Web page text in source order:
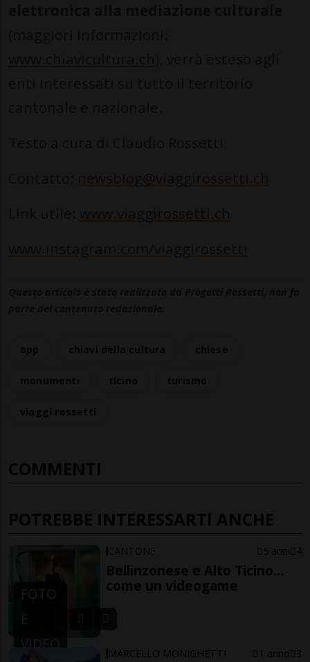
COMMENTI
POTREBBE INTERESSARTI ANCHE
FOTO
E
VIDEO
CANTONE 5 anni 4
Bellinzonese e Alto Ticino...
come un videogame
MARCELLO MONIGHETTI 1 anno 3